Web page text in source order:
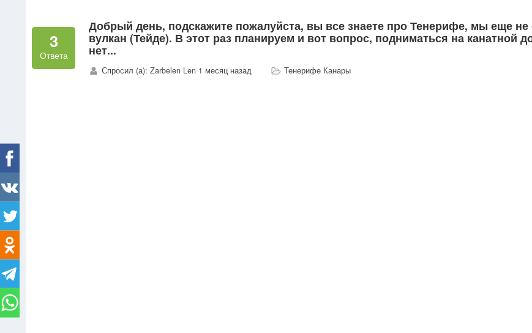
3
Ответа
Добрый день, подскажите пожалуйста, вы все знаете про Тенерифе, мы еще не
вулкан (Тейде). В этот раз планируем и вот вопрос, подниматься на канатной
нет...
Спросил (а): Zarbelen Len 1 месяц назад Тенерифе Канары